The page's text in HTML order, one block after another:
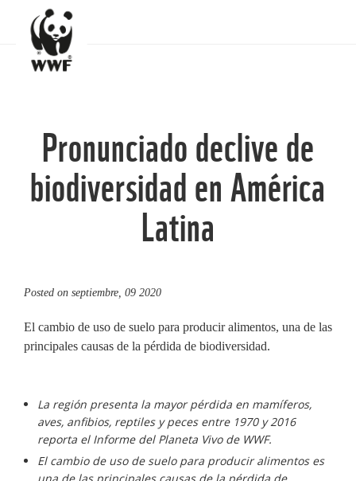
Pronunciado declive de
biodiversidad en América
Latina
Posted on septiembre, 09 2020
El cambio de uso de suelo para producir alimentos, una de las
principales causas de la pérdida de biodiversidad.
La región presenta la mayor pérdida en mamíferos,
aves, anfibios, reptiles y peces entre 1970 y 2016
reporta el Informe del Planeta Vivo de WWF.
El cambio de uso de suelo para producir alimentos es